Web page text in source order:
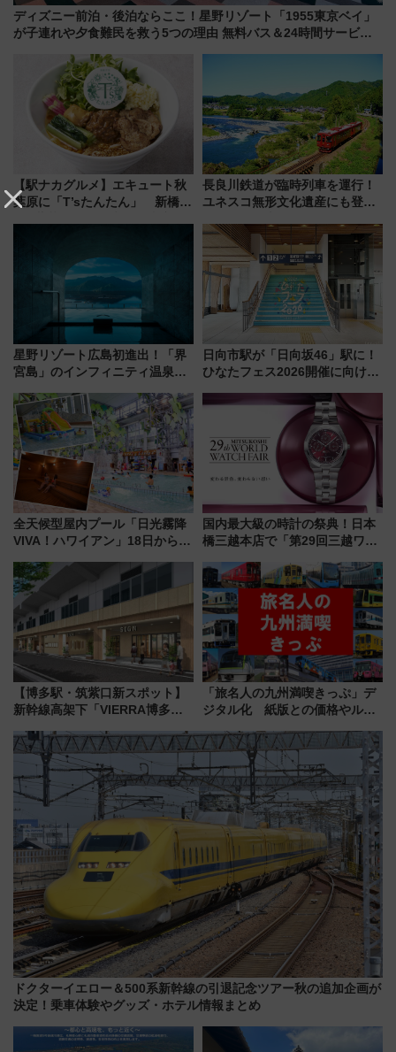
ディズニー前泊・後泊ならここ！星野リゾート「1955東京ベイ」
が子連れや夕食難民を救う5つの理由 無料バス＆24時間サービス
【駅ナカグルメ】エキュート秋
葉原に「T’sたんたん」 新橋に
【2026年8月】
長良川鉄道が臨時列車を運行！
ユネスコ無形文化遺産にも登録
に 乗車には予約が必要
星野リゾート広島初進出！「界
宮島」のインフィニティ温泉と
宿泊料金・アクセスは？（2026
年7月23日開業）
日向市駅が「日向坂46」駅に！
ひなたフェス2026開催に向けJR
全力応援 夜行列車「ドリーム
おひさま号」も走る
全天候型屋内プール「日光霧降
VIVA！ハワイアン」18日から営
ァミリーから大人まで幅広い世
代が一日中楽しる夏のリゾート
を楽しんで
国内最大級の時計の祭典！日本
橋三越本店で「第29回三越ワー
【2026年8月5日～25日】
【博多駅・筑紫口新スポット】
新幹線高架下「VIERRA博多テ
など注目の全6店舗 「博多活憩
通り」も一新
「旅名人の九州満喫きっぷ」デ
ジタル化 紙版との価格やルー
ドクターイエロー＆500系新幹線の引退記念ツアー秋の追加企画が
決定！乗車体験やグッズ・ホテル情報まとめ